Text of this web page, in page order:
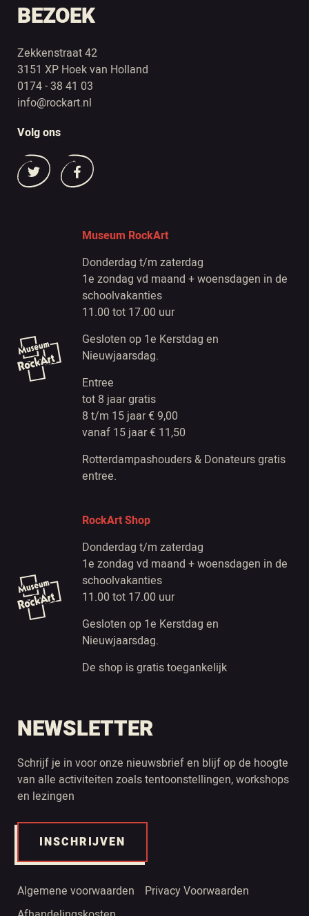
BEZOEK
Zekkenstraat 42
3151 XP Hoek van Holland
0174 - 38 41 03
info@rockart.nl
Volg ons
Museum RockArt
Donderdag t/m zaterdag
1e zondag vd maand + woensdagen in de
schoolvakanties
11.00 tot 17.00 uur
Gesloten op 1e Kerstdag en
Nieuwjaarsdag.
Entree
tot 8 jaar gratis
8 t/m 15 jaar € 9,00
vanaf 15 jaar € 11,50
Rotterdampashouders & Donateurs gratis
entree.
RockArt Shop
Donderdag t/m zaterdag
1e zondag vd maand + woensdagen in de
schoolvakanties
11.00 tot 17.00 uur
Gesloten op 1e Kerstdag en
Nieuwjaarsdag.
De shop is gratis toegankelijk
NEWSLETTER
Schrijf je in voor onze nieuwsbrief en blijf op de hoogte
van alle activiteiten zoals tentoonstellingen, workshops
en lezingen
INSCHRIJVEN
Algemene voorwaarden
Privacy Voorwaarden